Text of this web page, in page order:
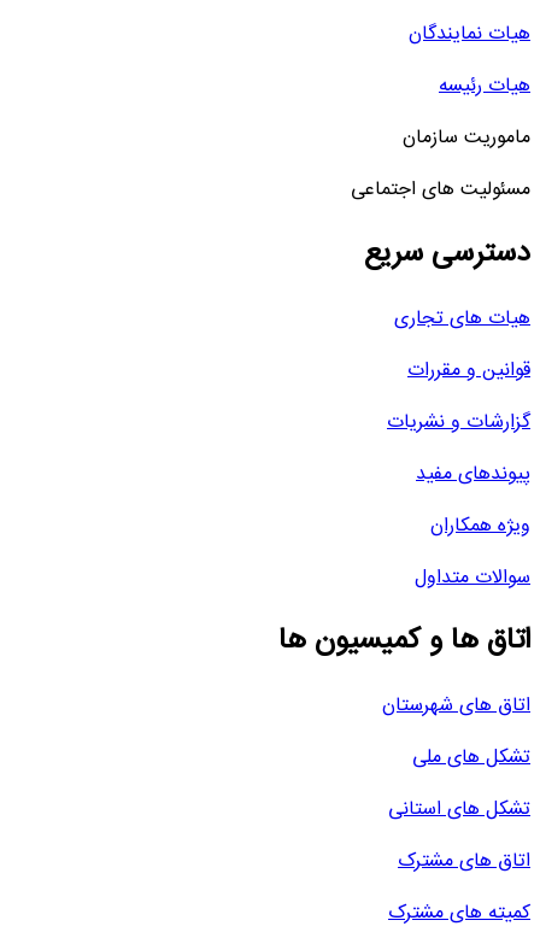
هیات نمایندگان
هیات رئیسه
ماموریت سازمان
مسئولیت های اجتماعی
دسترسی سریع
هیات های تجاری
قوانین و مقررات
گزارشات و نشریات
پیوندهای مفید
ویژه همکاران
سوالات متداول
اتاق ها و کمیسیون ها
اتاق های شهرستان
تشکل های ملی
تشکل های استانی
اتاق های مشترک
کمیته های مشترک